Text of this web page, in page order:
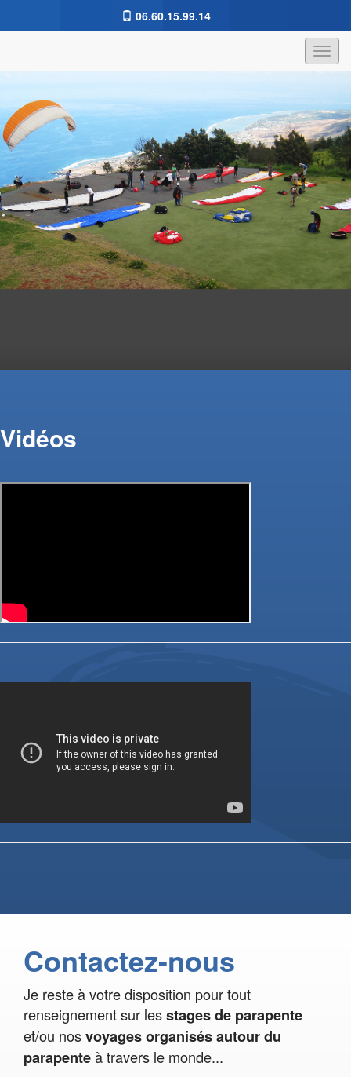
06.60.15.99.14
Vidéos
Contactez-nous
Je reste à votre disposition pour tout
renseignement sur lesstages de parapente
et/ou nosvoyages organisés autour du
parapenteà travers le monde...